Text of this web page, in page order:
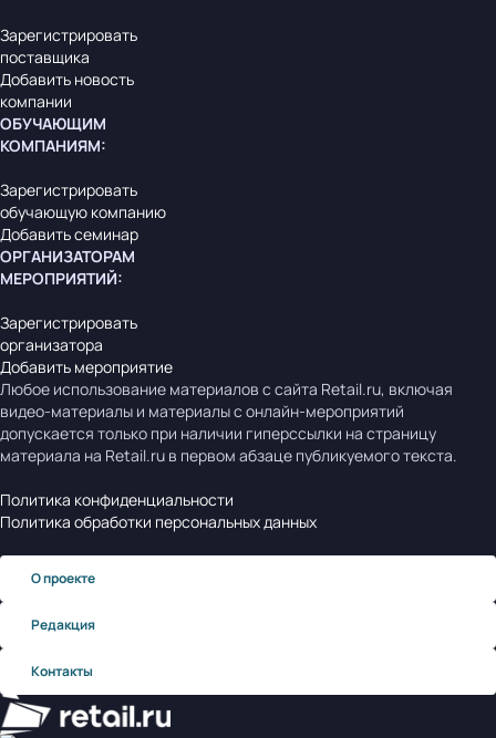
Зарегистрировать
поставщика
Добавить новость
компании
ОБУЧАЮЩИМ
КОМПАНИЯМ:
Зарегистрировать
обучающую компанию
Добавить семинар
ОРГАНИЗАТОРАМ
МЕРОПРИЯТИЙ:
Зарегистрировать
организатора
Добавить мероприятие
Любое использование материалов с сайта Retail.ru, включая
видео-материалы и материалы с онлайн-мероприятий
допускается только при наличии гиперссылки на страницу
материала на Retail.ru в первом абзаце публикуемого текста.
Политика конфиденциальности
Политика обработки персональных данных
О проекте
Редакция
Контакты